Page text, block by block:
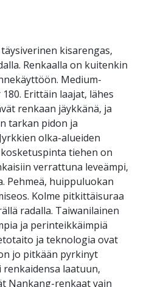
kisarengas,
Renkaalla on kuitenkin
Medium-
Erittäin laajat, lähes
renkaan jäykkänä, ja
tarkan pidon ja
olka-alueiden
tiehen on
verrattuna leveämpi,
Pehmeä, huippuluokan
Kolme pitkittäisuraa
radalla. Taiwanilainen
ja perinteikkäimpiä
ja teknologia ovat
jo pitkään pyrkinyt
laatuun,
Nankang-renkaat vain